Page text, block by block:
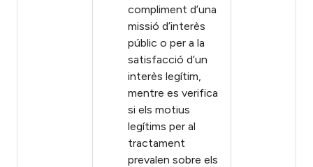
compliment d’una
missió d’interès
públic o per a la
satisfacció d’un
interès legítim,
mentre es verifica
si els motius
legítims per al
tractament
prevalen sobre els